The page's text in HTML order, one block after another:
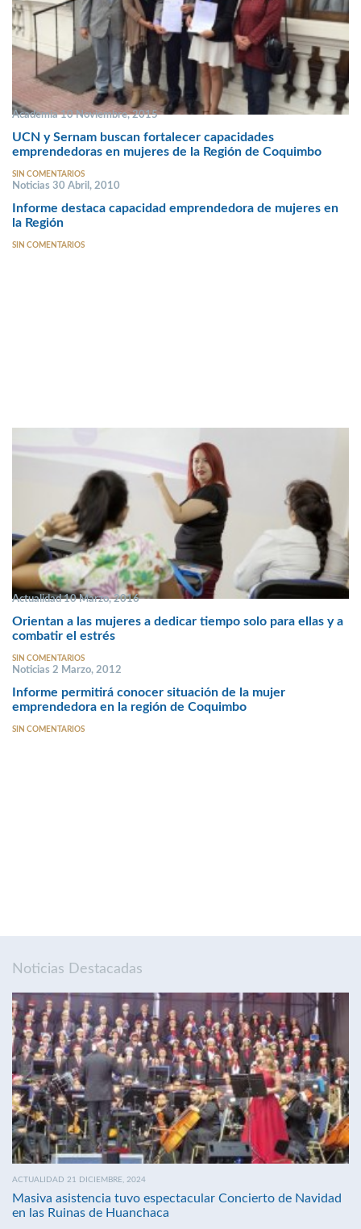
Academia 10 Noviembre, 2015
UCN y Sernam buscan fortalecer capacidades
emprendedoras en mujeres de la Región de Coquimbo
SIN COMENTARIOS
Noticias 30 Abril, 2010
Informe destaca capacidad emprendedora de mujeres en
la Región
SIN COMENTARIOS
Actualidad 10 Marzo, 2016
Orientan a las mujeres a dedicar tiempo solo para ellas y a
combatir el estrés
SIN COMENTARIOS
Noticias 2 Marzo, 2012
Informe permitirá conocer situación de la mujer
emprendedora en la región de Coquimbo
SIN COMENTARIOS
Noticias Destacadas
ACTUALIDAD 21 DICIEMBRE, 2024
Masiva asistencia tuvo espectacular Concierto de Navidad
en las Ruinas de Huanchaca